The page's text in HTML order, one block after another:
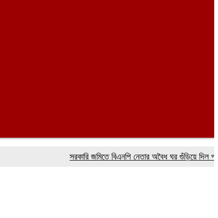
সরকারি জমিতে বিএনপি নেতার অবৈধ ঘর গুঁড়িয়ে দিল প্রশাসন